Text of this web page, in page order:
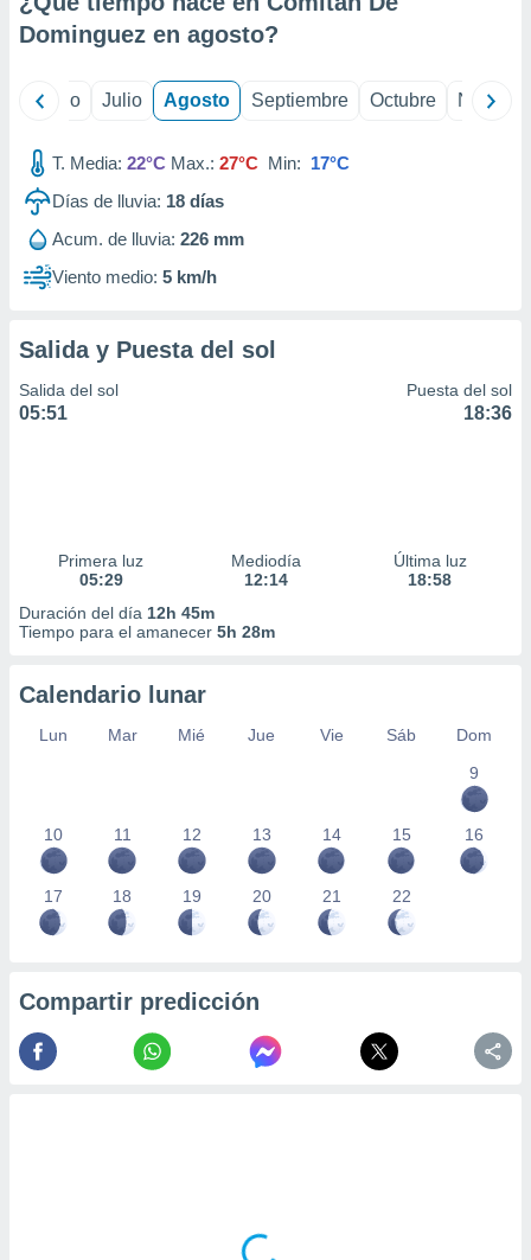
e
publicidad
publicidad
de
Dominguez en agosto?
Junio Julio Agosto Septiembre Octubre
T. Media: 22°C Max.: 27°C Min: 17°C
Días de lluvia: 18 días
Acum. de lluvia: 226 mm
Viento medio: 5 km/h
Salida y Puesta del sol
Salida del sol
05:51
Puesta del sol
18:36
Primera luz
05:29
Mediodía
12:14
Última luz
18:58
Duración del día 12h 45m
Tiempo para el amanecer 5h 28m
Calendario lunar
Lun Mar Mié Jue Vie Sáb
Dom
9
10 11 12 13 14 15 16
17 18 19 20 21 22
Compartir predicción